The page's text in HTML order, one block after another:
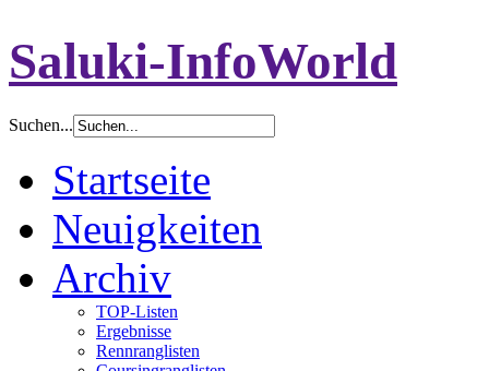
Saluki-InfoWorld
Suchen...
Startseite
Neuigkeiten
Archiv
TOP-Listen
Ergebnisse
Rennranglisten